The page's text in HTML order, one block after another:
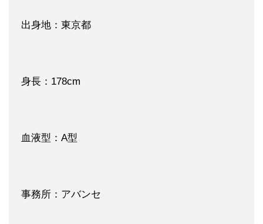
出身地：東京都
身長：178cm
血液型：A型
事務所：アバンセ